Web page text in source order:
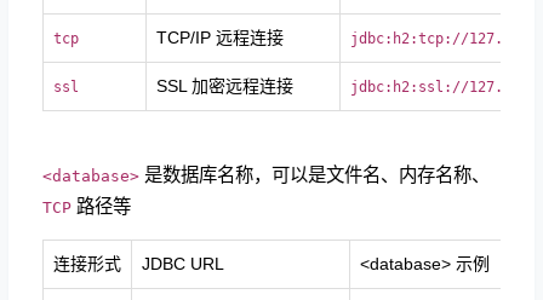
tcp TCP/IP 远程连接 jdbc:h2:tcp://
ssl SSL 加密远程连接 jdbc:h2:ssl://
<database> 是数据库名称，可以是文件名、内存名称、
TCP 路径等
连接形式 JDBC URL <database> 示例